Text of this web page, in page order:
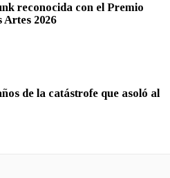
reconocida con el Premio
Artes 2026
de la catástrofe que asoló al